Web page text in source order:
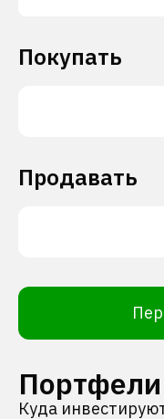
Покупать
Продавать
Портфели
Куда